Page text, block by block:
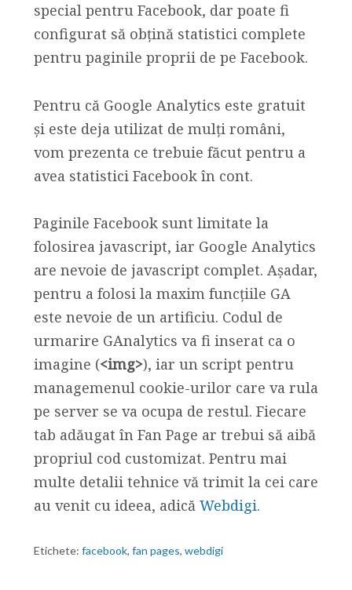
special pentru Facebook, dar poate fi
configurat să obțină statistici complete
pentru paginile proprii de pe Facebook.
Pentru că Google Analytics este gratuit
și este deja utilizat de mulți români,
vom prezenta ce trebuie făcut pentru a
avea statistici Facebook în cont.
Paginile Facebook sunt limitate la
folosirea javascript, iar Google Analytics
are nevoie de javascript complet. Așadar,
pentru a folosi la maxim funcțiile GA
este nevoie de un artificiu. Codul de
urmarire GAnalytics va fi inserat ca o
imagine (<img>), iar un script pentru
managemenul cookie-urilor care va rula
pe server se va ocupa de restul. Fiecare
tab adăugat în Fan Page ar trebui să aibă
propriul cod customizat. Pentru mai
multe detalii tehnice vă trimit la cei care
au venit cu ideea, adică Webdigi.
Etichete: facebook, fan pages, webdigi